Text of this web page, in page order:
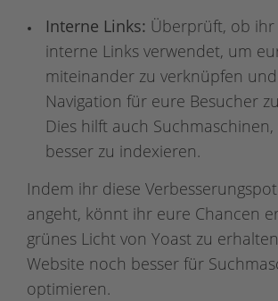
Interne Links: Überprüft, ob ihr
interne Links verwendet, um
miteinander zu verknüpfen
Navigation für eure Besucher
Dies hilft auch
besser zu indexieren.
Indem ihr diese
angeht, könnt ihr eure Chancen
grünes Licht von Yoast zu
Website noch besser für
optimieren.